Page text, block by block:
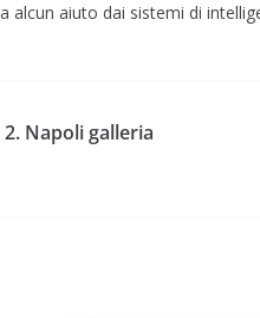
aiuto dai sistemi di
Napoli galleria